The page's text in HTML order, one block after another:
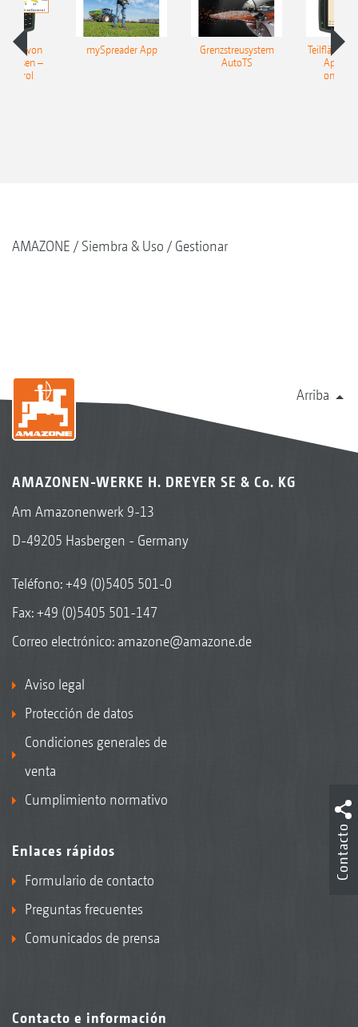
von
–
mySpreader App
Grenzstreusystem
AutoTS
online/
AMAZONE Siembra & Uso Gestionar
Arriba
AMAZONEN-WERKE H. DREYER SE & Co. KG
Am Amazonenwerk 9-13
D-49205 Hasbergen - Germany
Teléfono:+49 (0)5405 501-0
Fax: +49 (0)5405 501-147
Correo electrónico: amazone@amazone.de
Aviso legal
Protección de datos
Condiciones generales de
venta
Cumplimiento normativo
Enlaces rápidos
Formulario de contacto
Preguntas frecuentes
Comunicados de prensa
Contacto e información
Contacto